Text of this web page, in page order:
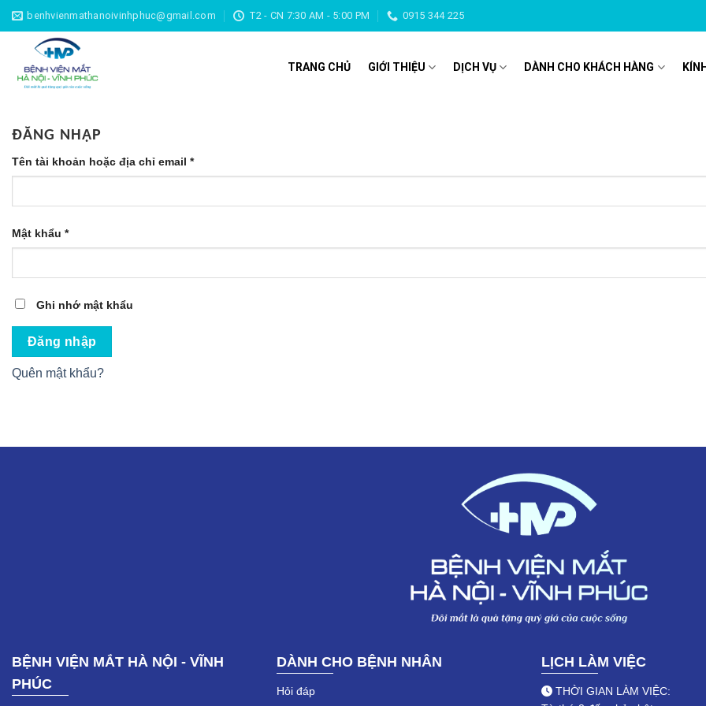
Chuyển
đến
dung
benhvienmathanoivinhphuc@gmail.com T2 - CN 7:30 AM - 5:00 PM 0915 344 225
TRANG CHỦ GIỚI THIỆU DỊCH VỤ DÀNH CHO KHÁCH HÀNG
ĐĂNG NHẬP
Tên tài khoản hoặc địa chỉ email *
Mật khẩu *
Ghi nhớ mật khẩu
Đăng nhập
Quên mật khẩu?
BỆNH VIỆN MẮT HÀ NỘI - VĨNH
PHÚC
DÀNH CHO BỆNH NHÂN
Hỏi đáp
LỊCH LÀM VIỆC
THỜI GIAN LÀM VIỆC: